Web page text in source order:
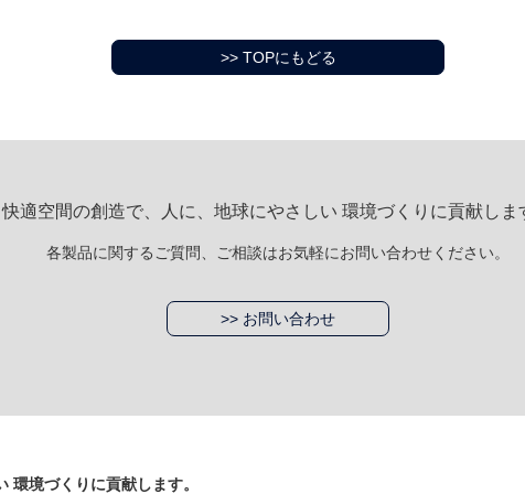
>> TOPにもどる
快適空間の創造で、人に、地球にやさしい 環境づくりに貢献しま
各製品に関するご質問、ご相談はお気軽にお問い合わせください。
>> お問い合わせ
環境づくりに貢献します。